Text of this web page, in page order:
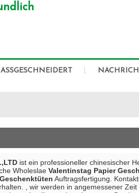
ist ein professioneller chinesischer
Wholeslae Valentinstag Papier
Auftragsfertigung.
, wir werden in angemessener